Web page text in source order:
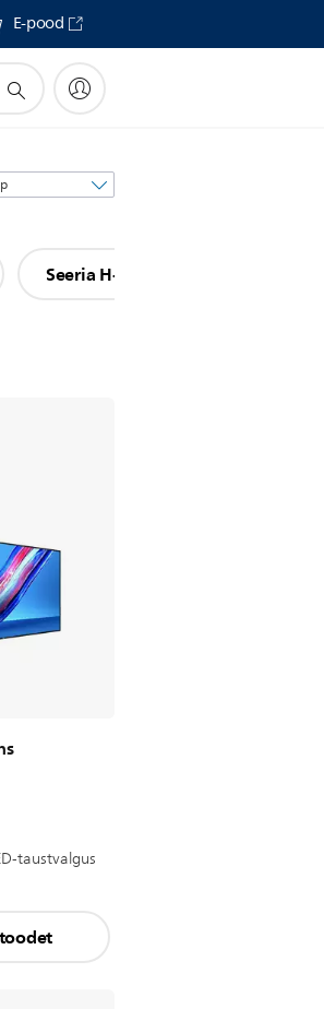
E-pood
Sortimisalus
Seeria H-Line
taustvalgus